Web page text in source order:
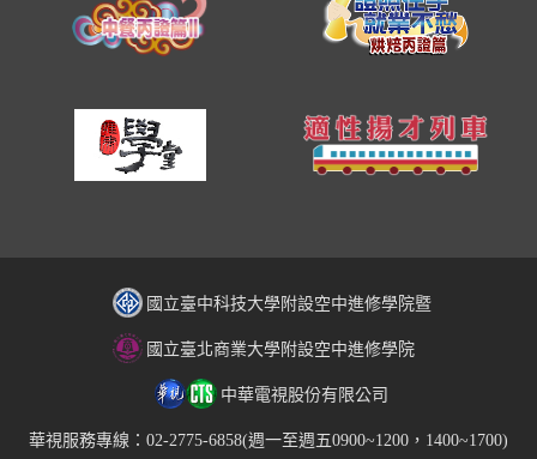
國立臺中科技大學附設空中進修學院暨
國立臺北商業大學附設空中進修學院
中華電視股份有限公司
華視服務專線：02-2775-6858(週一至週五0900~1200，1400~1700)